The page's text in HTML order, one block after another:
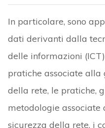
In particolare, sono
dati derivanti dalla
delle informazioni
pratiche associate alla
della rete, le pratiche,
metodologie
sicurezza della rete, i